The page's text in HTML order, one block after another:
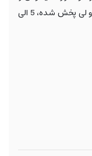
در تمامی قسمت‌های صورت، به جز دور چشم و لی پخش شده، 5 الی